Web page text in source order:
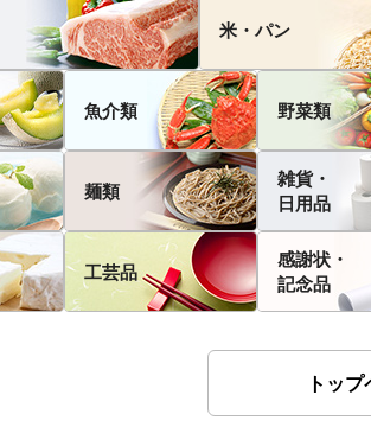
米・パン
魚介類 野菜類
麺類
雑貨・
日用品
工芸品
感謝状・
記念品
トッ